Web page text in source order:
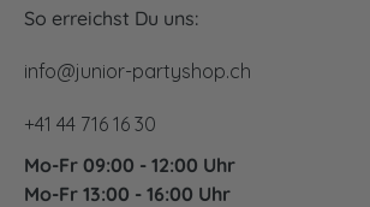
So erreichst Du uns:
info@junior-partyshop.ch
+41 44 716 16 30
Mo-Fr 09:00 - 12:00 Uhr
Mo-Fr 13:00 - 16:00 Uhr